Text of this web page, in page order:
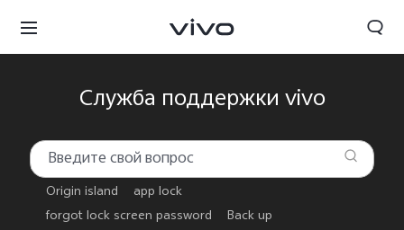
Служба поддержки vivo
Origin island
app lock
forgot lock screen password
Back up